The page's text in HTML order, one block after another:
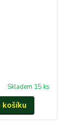
Skladem 15 ks